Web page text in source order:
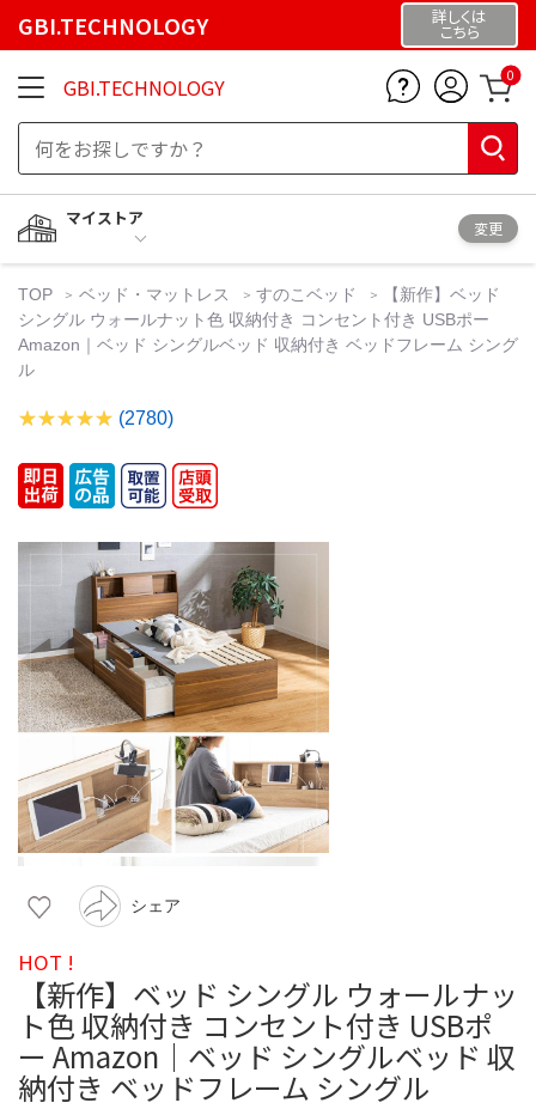
GBI.TECHNOLOGY 詳しくは
こちら
GBI.TECHNOLOGY 0
マイストア
変更
TOP ベッド・マットレス すのこベッド
【新作】ベッド
シングル ウォールナット色 収納付き コンセント付き USBポー
Amazon｜ベッド シングルベッド 収納付き ベッドフレーム シング
ル
(2780)
シェア
HOT !
【新作】ベッド シングル ウォールナッ
ト色 収納付き コンセント付き USBポ
ー Amazon｜ベッド シングルベッド 収
納付き ベッドフレーム シングル